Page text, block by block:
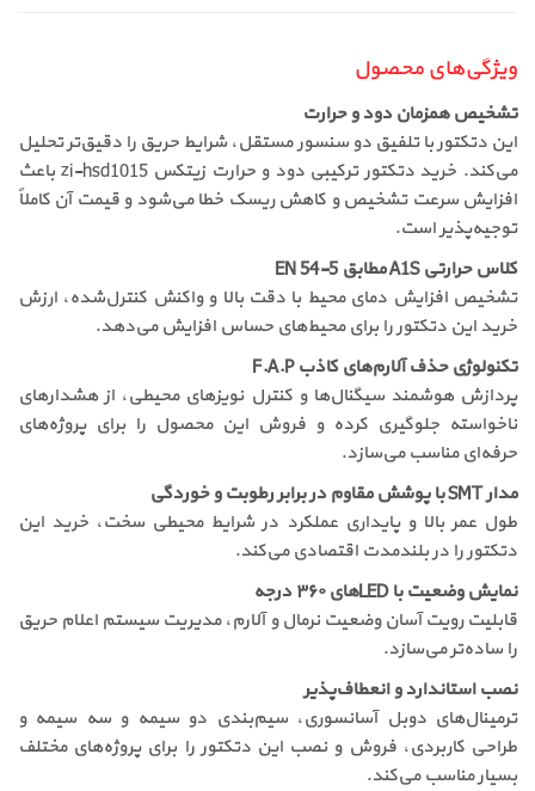
ویژگی‌های محصول
تشخیص همزمان دود و حرارت
این دتکتور با تلفیق دو سنسور مستقل، شرایط حریق را دقیق‌تر تحلیل
می‌کند. خرید دتکتور ترکیبی دود و حرارت زیتکس zi-hsd1015 باعث
افزایش سرعت تشخیص و کاهش ریسک خطا می‌شود و قیمت آن کاملاً
توجیه‌پذیر است.
کلاس حرارتی A1S مطابق EN 54-5
تشخیص افزایش دمای محیط با دقت بالا و واکنش کنترل‌شده، ارزش
خرید این دتکتور را برای محیط‌های حساس افزایش می‌دهد.
تکنولوژی حذف آلارم‌های کاذب F.A.P
پردازش هوشمند سیگنال‌ها و کنترل نویزهای محیطی، از هشدارهای
ناخواسته جلوگیری کرده و فروش این محصول را برای پروژه‌های
حرفه‌ای مناسب می‌سازد.
مدار SMT با پوشش مقاوم در برابر رطوبت و خوردگی
طول عمر بالا و پایداری عملکرد در شرایط محیطی سخت، خرید این
دتکتور را در بلندمدت اقتصادی می‌کند.
نمایش وضعیت با LEDهای ۳۶۰ درجه
قابلیت رویت آسان وضعیت نرمال و آلارم، مدیریت سیستم اعلام حریق
را ساده‌تر می‌سازد.
نصب استاندارد و انعطاف‌پذیر
ترمینال‌های دوبل آسانسوری، سیم‌بندی دو سیمه و سه سیمه و
طراحی کاربردی، فروش و نصب این دتکتور را برای پروژه‌های مختلف
بسیار مناسب می‌کند.